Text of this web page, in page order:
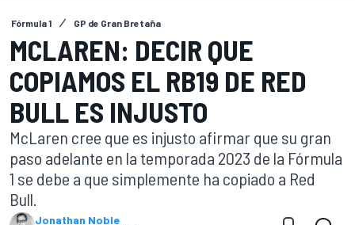
Fórmula 1 GP de Gran Bretaña
MCLAREN: DECIR QUE
COPIAMOS EL RB19 DE RED
BULL ES INJUSTO
McLaren cree que es injusto afirmar que su gran
paso adelante en la temporada 2023 de la Fórmula
1 se debe a que simplemente ha copiado a Red
Bull.
Jonathan Noble